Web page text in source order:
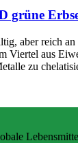
grüne
aber reich
Viertel aus
zu